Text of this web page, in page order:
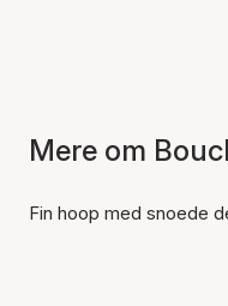
Mere om
Fin hoop med snoede